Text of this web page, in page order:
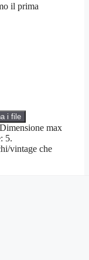
il prima
i file
max
5.
vintage che